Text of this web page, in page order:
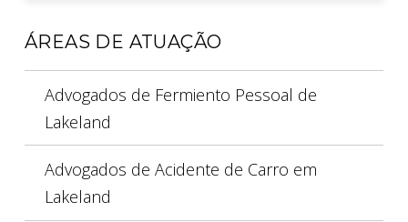
ÁREAS DE ATUAÇÃO
Advogados de Fermiento Pessoal de
Lakeland
Advogados de Acidente de Carro em
Lakeland